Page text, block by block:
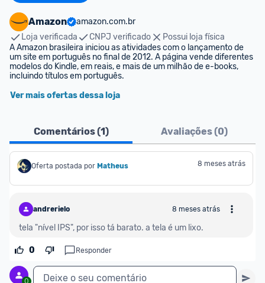
Amazon
amazon.com.br
Loja verificada
CNPJ verificado
Possui loja física
A Amazon brasileira iniciou as atividades com o lançamento de
um site em português no final de 2012. A página vende diferentes
modelos do Kindle, em reais, e mais de um milhão de e-books,
incluindo títulos em português.
Ver mais ofertas dessa loja
Comentários (1) Avaliações (0)
Oferta postada por Matheus 8 meses atrás
andrerielo 8 meses atrás
tela "nível IPS", por isso tá barato. a tela é um lixo.
0 Responder
0 Deixe o seu comentário